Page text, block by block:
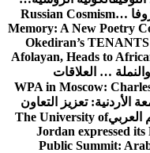
Russian Cosmism…
Memory: A New Poetry
Okediran’s
Afolayan, Heads to
… العلاقات
WPA in Moscow:
تعزيز التعاون
العربيThe University of
Jordan expressed
Public Summit: